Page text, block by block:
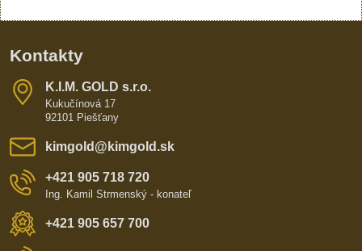
Kontakty
K​​.I​​.M​​. GOLD s​​.r​​.o​​.
Kukučínová 17
92101 Piešťany
kimgold​@kimgold​.sk
+421 905 718 720
Ing. Kamil Strmenský - konateľ
+421 905 657 700